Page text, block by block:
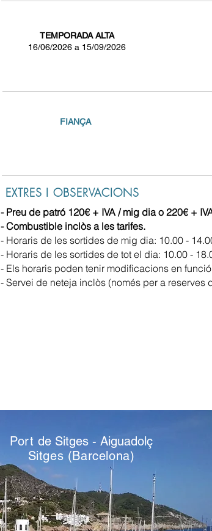
TEMPORADA ALTA
16/06/2026 a 15/09/2026
FIANÇA
EXTRES I OBSERVACIONS
- Preu de patró 120€ + IVA / mig dia o 220€ +
- Combustible inclòs a les tarifes.
- Horaris de les sortides de mig dia: 10.00 -
- Horaris de les sortides de tot el dia: 10.00 -
- Els horaris poden tenir modificacions en
- Servei de neteja inclòs (només per a reserves
Port de Sitges - Aiguadolç
Sitges (Barcelona)